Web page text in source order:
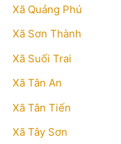
Xã Quảng Phú
Xã Sơn Thành
Xã Suối Trai
Xã Tân An
Xã Tân Tiến
Xã Tây Sơn